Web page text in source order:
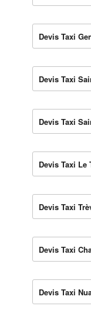
Devis Taxi
Devis Taxi
Devis Taxi
Devis Taxi Le
Devis Taxi
Devis Taxi
Devis Taxi